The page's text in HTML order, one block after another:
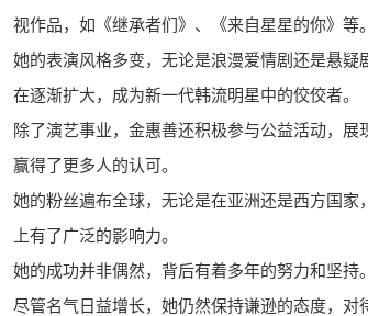
视作品，如《继承者们》、《来自星星的你》等。
她的表演风格多变，无论是浪漫爱情剧还是悬
在逐渐扩大，成为新一代韩流明星中的佼佼者。
除了演艺事业，金惠善还积极参与公益活动，
赢得了更多人的认可。
她的粉丝遍布全球，无论是在亚洲还是西方国
上有了广泛的影响力。
她的成功并非偶然，背后有着多年的努力和坚持
尽管名气日益增长，她仍然保持谦逊的态度，